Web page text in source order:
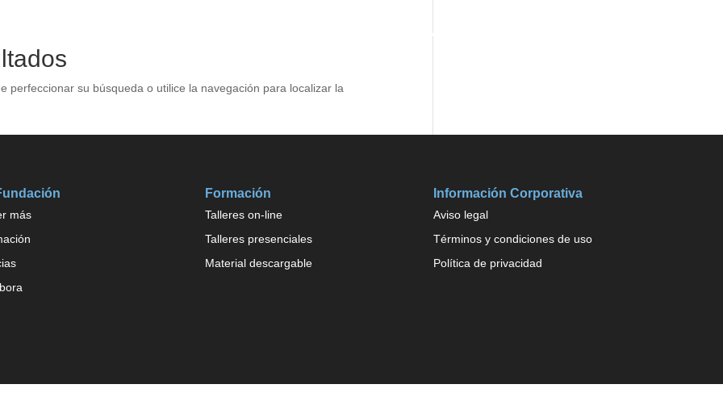
Noticias
perfeccionar su búsqueda o utilice la navegación para localizar la
más
Formación
Talleres on-line
Talleres presenciales
Material descargable
Información Corporativa
Aviso legal
Términos y condiciones de uso
Política de privacidad